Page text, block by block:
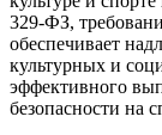
329-ФЗ,
обеспечивает
культурных и
эффективного
безопасности на